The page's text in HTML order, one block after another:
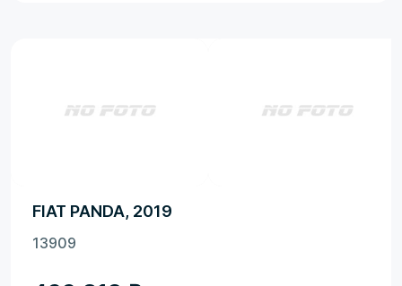
FIAT PANDA, 2019
13909